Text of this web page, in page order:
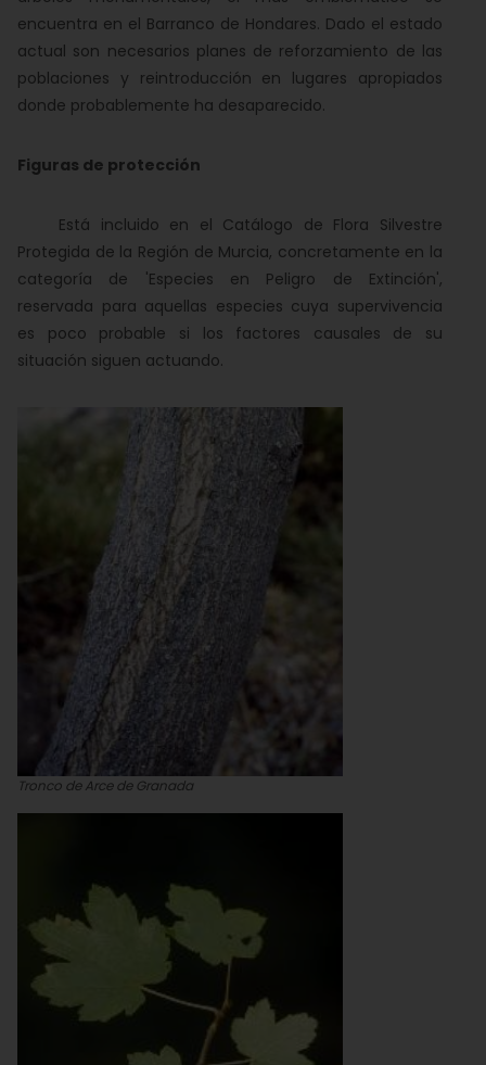
encuentra en el Barranco de Hondares. Dado el estado
actual son necesarios planes de reforzamiento de las
poblaciones y reintroducción en lugares apropiados
donde probablemente ha desaparecido.
Figuras de protección
Está incluido en el Catálogo de Flora Silvestre
Protegida de la Región de Murcia, concretamente en la
categoría de 'Especies en Peligro de Extinción',
reservada para aquellas especies cuya supervivencia
es poco probable si los factores causales de su
situación siguen actuando.
Tronco de Arce de Granada